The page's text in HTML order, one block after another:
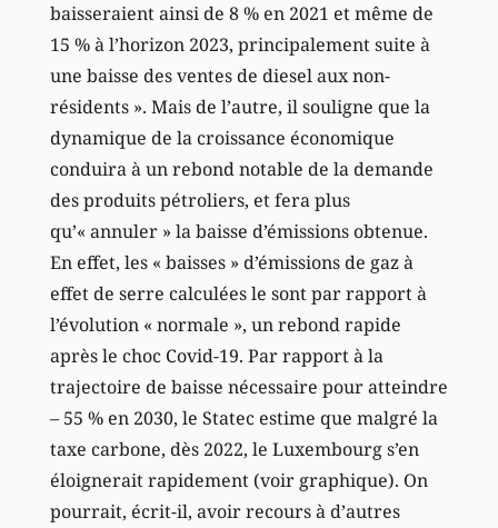
baisseraient ainsi de 8 % en 2021 et même de
15 % à l’horizon 2023, principalement suite à
une baisse des ventes de diesel aux non-
résidents ». Mais de l’autre, il souligne que la
dynamique de la croissance économique
conduira à un rebond notable de la demande
des produits pétroliers, et fera plus
qu’« annuler » la baisse d’émissions obtenue.
En effet, les « baisses » d’émissions de gaz à
effet de serre calculées le sont par rapport à
l’évolution « normale », un rebond rapide
après le choc Covid-19. Par rapport à la
trajectoire de baisse nécessaire pour atteindre
– 55 % en 2030, le Statec estime que malgré la
taxe carbone, dès 2022, le Luxembourg s’en
éloignerait rapidement (voir graphique). On
pourrait, écrit-il, avoir recours à d’autres